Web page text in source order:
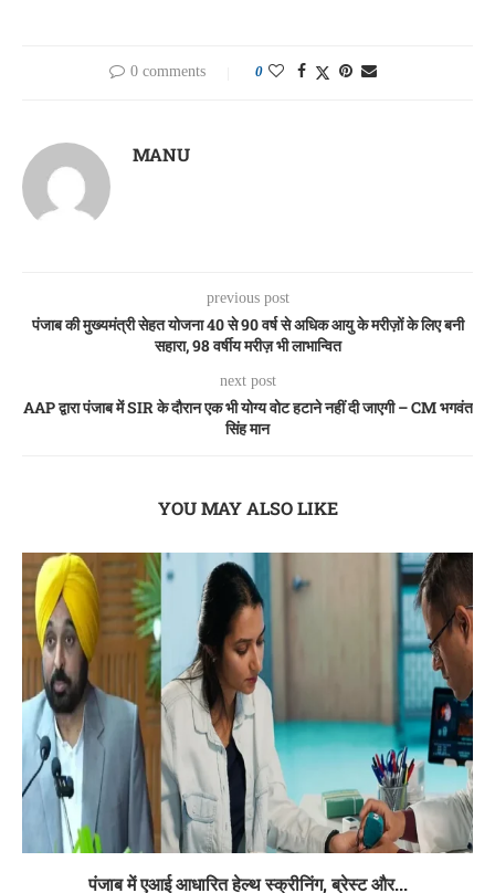
0 comments 0
MANU
previous post
पंजाब की मुख्यमंत्री सेहत योजना 40 से 90 वर्ष से अधिक आयु के मरीज़ों के लिए बनी
सहारा, 98 वर्षीय मरीज़ भी लाभान्वित
next post
AAP द्वारा पंजाब में SIR के दौरान एक भी योग्य वोट हटाने नहीं दी जाएगी – CM भगवंत
सिंह मान
YOU MAY ALSO LIKE
पंजाब में एआई आधारित हेल्थ स्क्रीनिंग, ब्रेस्ट और...